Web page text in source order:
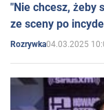
"Nie chcesz, żeby
ze sceny po
Rozrywka04.03.2025